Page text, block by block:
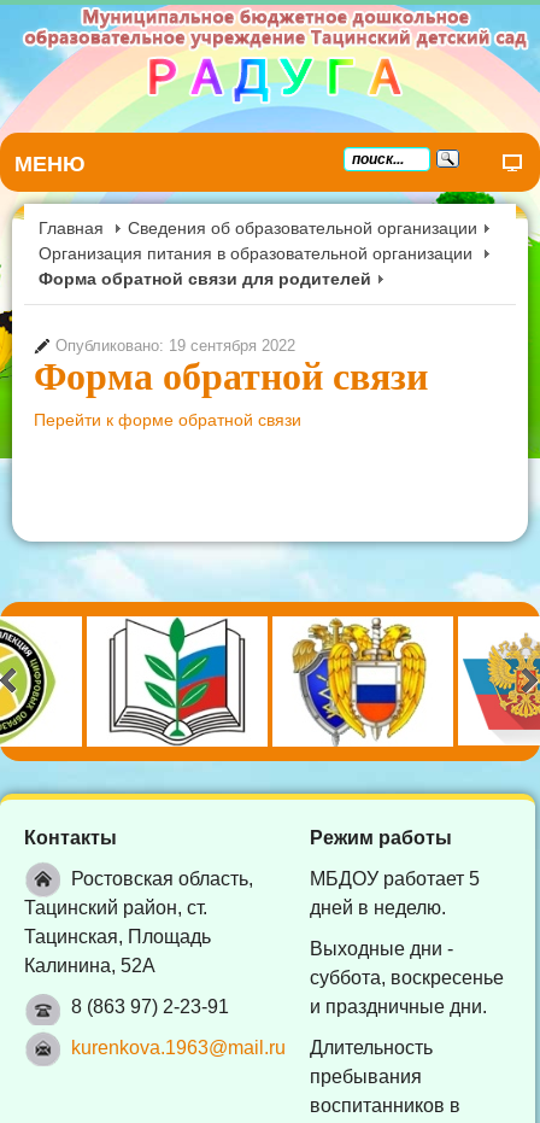
МЕНЮ
Главная
Сведения об образовательной организации
Организация питания в образовательной организации
Форма обратной связи для родителей
Опубликовано: 19 сентября 2022
Форма обратной связи
Перейти к форме обратной связи
Контакты
Ростовская область,
Тацинский район, ст.
Тацинская, Площадь
Калинина, 52А
8 (863 97) 2-23-91
kurenkova.1963@mail.ru
Режим работы
МБДОУ работает 5
дней в неделю.
Выходные дни -
суббота, воскресенье
и праздничные дни.
Длительность
пребывания
воспитанников в